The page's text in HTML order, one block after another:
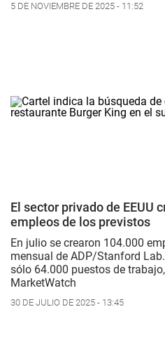
5 DE NOVIEMBRE DE 2025 - 11:52
El sector privado de EEUU
empleos de los previstos
En julio se crearon 104.000
mensual de ADP/Stanford
sólo 64.000 puestos de
MarketWatch
30 DE JULIO DE 2025 - 13:45